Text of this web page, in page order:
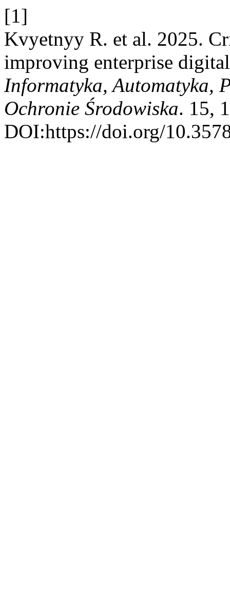
[1]
Kvуetnyy R. et al. 2025.
improving enterprise
Informatyka, Automatyka,
Ochronie Środowiska. 15,
DOI:https://doi.org/